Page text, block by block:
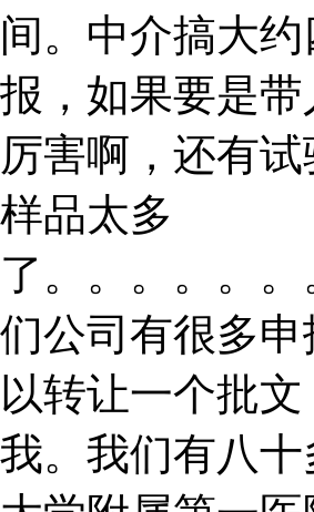
间。中介搞大
报，如果要是
厉害啊，还有
样品太多
了。。。。。
们公司有很多
以转让一个批
我。我们有八